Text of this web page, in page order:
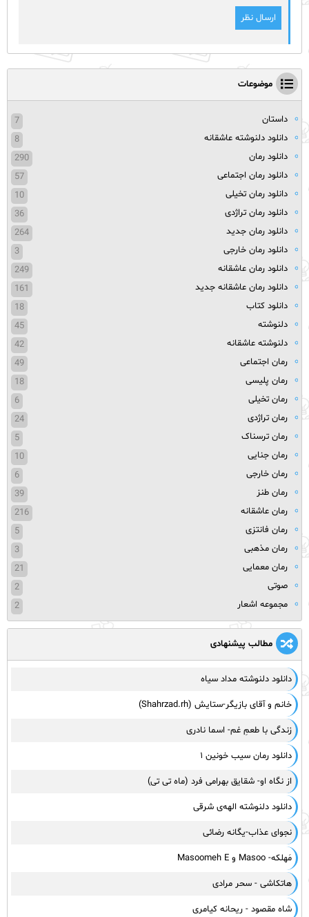
موضوعات
داستان
7
دانلود دلنوشته عاشقانه
8
دانلود رمان
290
دانلود رمان اجتماعی
57
دانلود رمان تخیلی
10
دانلود رمان تراژدی
36
دانلود رمان جدید
264
دانلود رمان خارجی
3
دانلود رمان عاشقانه
249
دانلود رمان عاشقانه جدید
161
دانلود کتاب
18
دلنوشته
45
دلنوشته عاشقانه
42
رمان اجتماعی
49
رمان پلیسی
18
رمان تخیلی
6
رمان تراژدی
24
رمان ترسناک
5
رمان جنایی
10
رمان خارجی
6
رمان طنز
39
رمان عاشقانه
216
رمان فانتزی
5
رمان مذهبی
3
رمان معمایی
21
صوتی
2
مجموعه اشعار
2
مطالب پیشنهادی
دانلود دلنوشته مداد سیاه
خانم و آقای بازیگر-ستایش (Shahrzad.rh)
زندگی با طعمِ غم- اسما نادری
دانلود رمان سیب خونین ۱
از نگاه او- شقایق بهرامی فرد (ماه تی تی)
دانلود دلنوشته الهه‌ی شرقی
نجوای عذاب-یگانه رضائی
مَهلکه- Masoo و Masoomeh E
هاتکاشی - سحر مرادی
شاه مقصود - ریحانه کیامری